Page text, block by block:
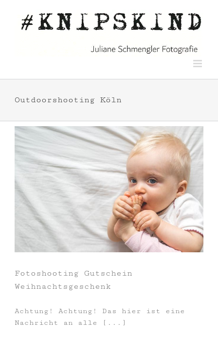
Inhalt
springen
Outdoorshooting Köln
Fotoshooting Gutschein
Weihnachtsgeschenk
Achtung! Achtung! Das hier ist eine
Nachricht an alle [...]